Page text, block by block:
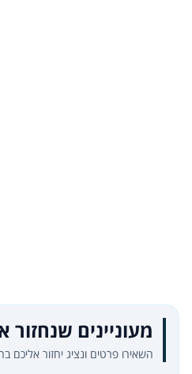
מעוניינים שנחזור
השאירו פרטים ונציג יחזור אליכם